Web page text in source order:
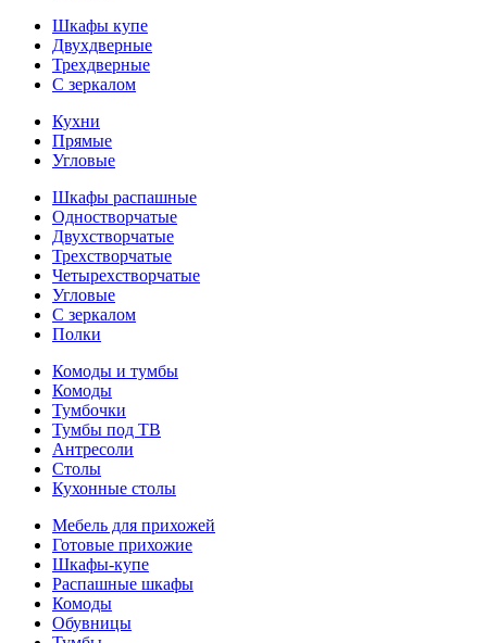
Шкафы купе
Двухдверные
Трехдверные
С зеркалом
Кухни
Прямые
Угловые
Шкафы распашные
Одностворчатые
Двухстворчатые
Трехстворчатые
Четырехстворчатые
Угловые
С зеркалом
Полки
Комоды и тумбы
Комоды
Тумбочки
Тумбы под ТВ
Антресоли
Столы
Кухонные столы
Мебель для прихожей
Готовые прихожие
Шкафы-купе
Распашные шкафы
Комоды
Обувницы